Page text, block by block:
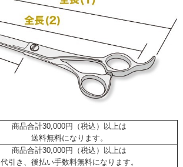
商品合計30,000円（税込）以上は
送料無料になります。
商品合計30,000円（税込）以上は
代引き、後払い手数料無料になります。